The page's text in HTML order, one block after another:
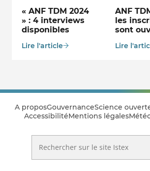
« ANF TDM 2024
» : 4 interviews
disponibles
Lire l'article
ANF
les
sont
Lire
A proposGouvernanceScience
AccessibilitéMentions légales